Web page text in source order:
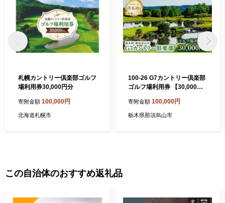
札幌カントリー倶楽部ゴルフ
場利用券30,000円分
寄附金額 100,000円
北海道札幌市
100-26 G7カントリー倶楽部
ゴルフ場利用券 【30,000円
寄附金額 100,000円
栃木県那須烏山市
この自治体のおすすめ返礼品